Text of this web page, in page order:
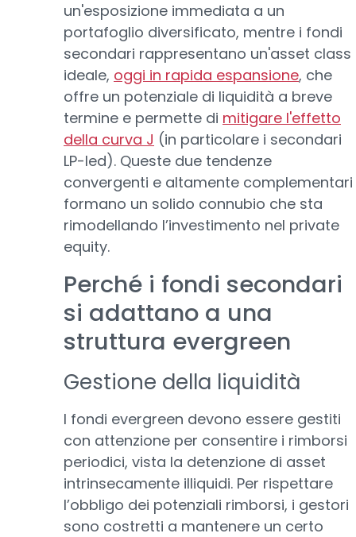
un'esposizione immediata a un
portafoglio diversificato, mentre i fondi
secondari rappresentano un'asset class
ideale, oggi in rapida espansione, che
offre un potenziale di liquidità a breve
termine e permette di mitigare l'effetto
della curva J (in particolare i secondari
LP-led). Queste due tendenze
convergenti e altamente complementari
formano un solido connubio che sta
rimodellando l’investimento nel private
equity.
Perché i fondi secondari
si adattano a una
struttura evergreen
Gestione della liquidità
I fondi evergreen devono essere gestiti
con attenzione per consentire i rimborsi
periodici, vista la detenzione di asset
intrinsecamente illiquidi. Per rispettare
l’obbligo dei potenziali rimborsi, i gestori
sono costretti a mantenere un certo